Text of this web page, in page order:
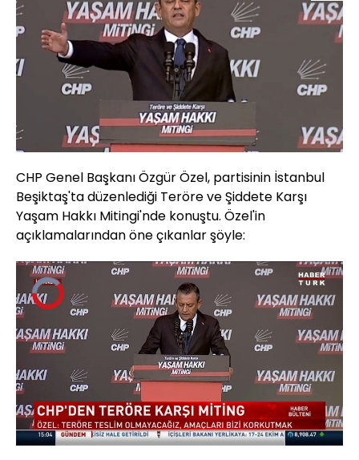
CHP Genel Başkanı Özgür Özel, partisinin İstanbul
Beşiktaş'ta düzenlediği Teröre ve Şiddete Karşı
Yaşam Hakkı Mitingi'nde konuştu. Özel'in
açıklamalarından öne çıkanlar şöyle:
Video
Oynatıcısı
yükleniyor.
Sesi
Aç
Yüklendi:
0%
Oynatma
Hızı